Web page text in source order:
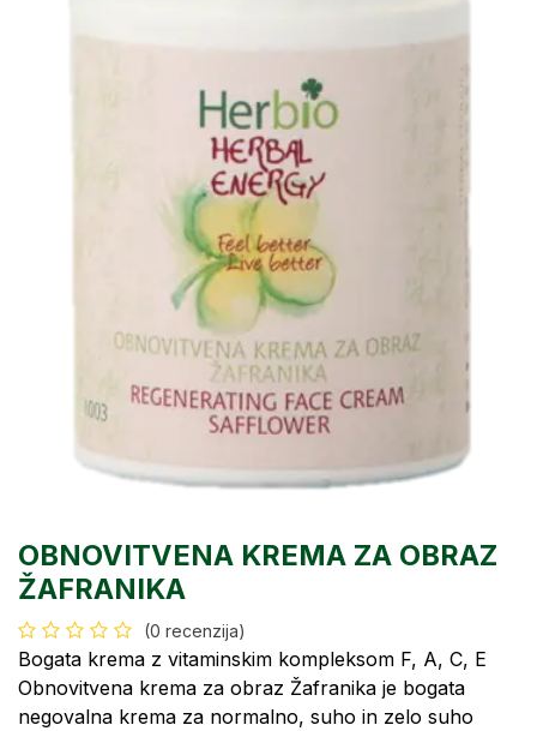
OBNOVITVENA KREMA ZA OBRAZ
ŽAFRANIKA
(0 recenzija)
Bogata krema z vitaminskim kompleksom F, A, C, E
Obnovitvena krema za obraz Žafranika je bogata
negovalna krema za normalno, suho in zelo suho